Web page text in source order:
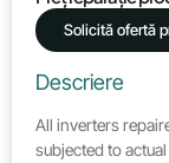
Solicită ofertă
Descriere
All inverters
subjected to